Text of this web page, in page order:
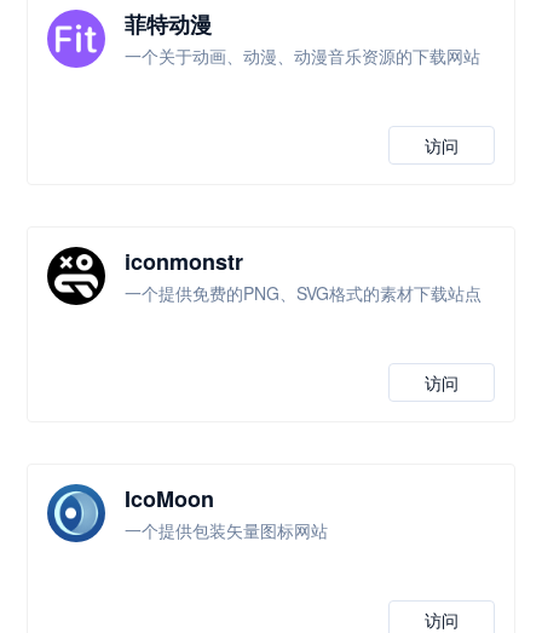
菲特动漫
一个关于动画、动漫、动漫音乐资源的下载网站
访问
iconmonstr
一个提供免费的PNG、SVG格式的素材下载站点
访问
IcoMoon
一个提供包装矢量图标网站
访问